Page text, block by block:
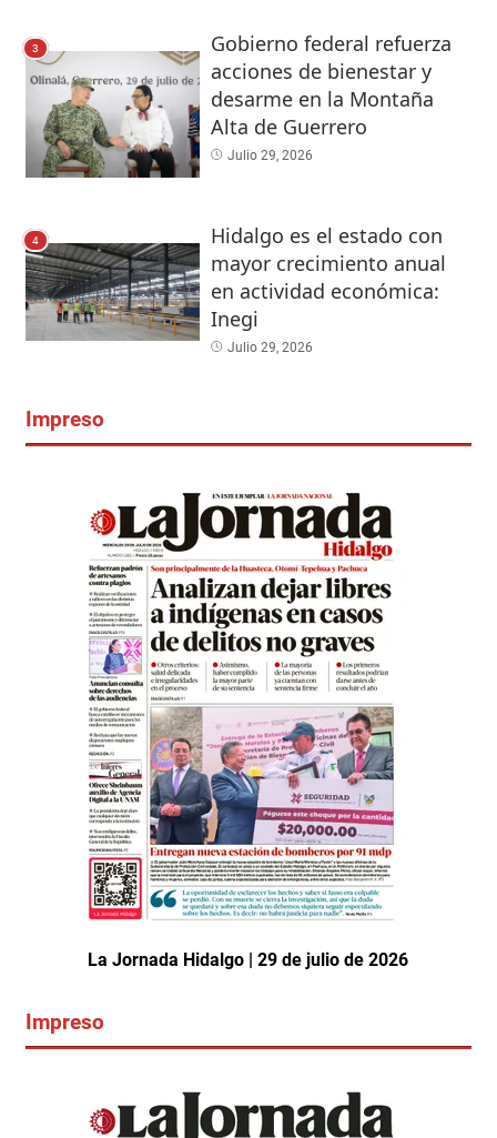
3
Gobierno federal refuerza
acciones de bienestar y
desarme en la Montaña
Alta de Guerrero
Julio 29, 2026
4
Hidalgo es el estado con
mayor crecimiento anual
en actividad económica:
Inegi
Julio 29, 2026
Impreso
La Jornada Hidalgo | 29 de julio de 2026
Impreso